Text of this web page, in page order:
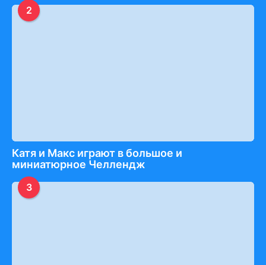
2
Катя и Макс играют в большое и
миниатюрное Челлендж
3